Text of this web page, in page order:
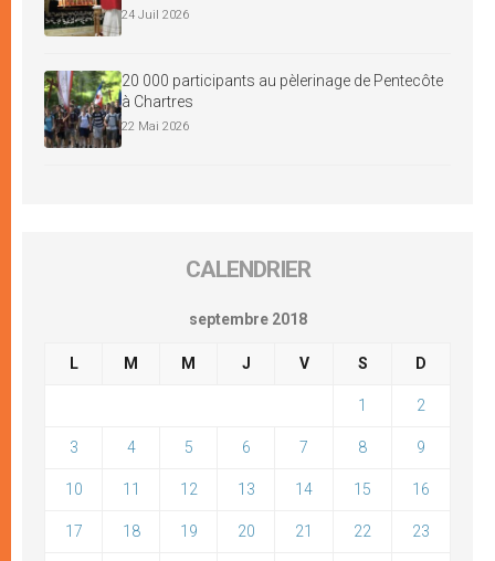
24 Juil 2026
20 000 participants au pèlerinage de Pentecôte
à Chartres
22 Mai 2026
CALENDRIER
septembre 2018
L M M J V S D
1 2
3 4 5 6 7 8 9
10 11 12 13 14 15 16
17 18 19 20 21 22 23